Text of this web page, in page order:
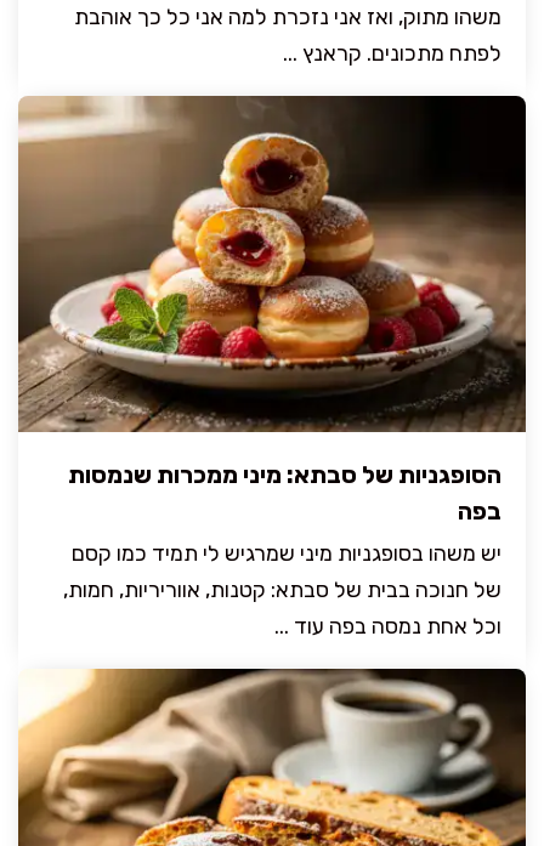
משהו מתוק, ואז אני נזכרת למה אני כל כך אוהבת
לפתח מתכונים. קראנץ ...
הסופגניות של סבתא: מיני ממכרות שנמסות
בפה
יש משהו בסופגניות מיני שמרגיש לי תמיד כמו קסם
של חנוכה בבית של סבתא: קטנות, אווריריות, חמות,
וכל אחת נמסה בפה עוד ...